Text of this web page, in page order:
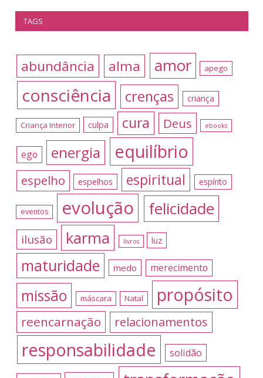
TAGS
abundância alma amor apego
consciência crenças criança
Criança Interior culpa cura Deus ebooks
ego energia equilíbrio
espelho espelhos espiritual espírito
eventos evolução felicidade
ilusão karma livros luz
maturidade medo merecimento
missão máscara Natal propósito
reencarnação relacionamentos
responsabilidade solidão